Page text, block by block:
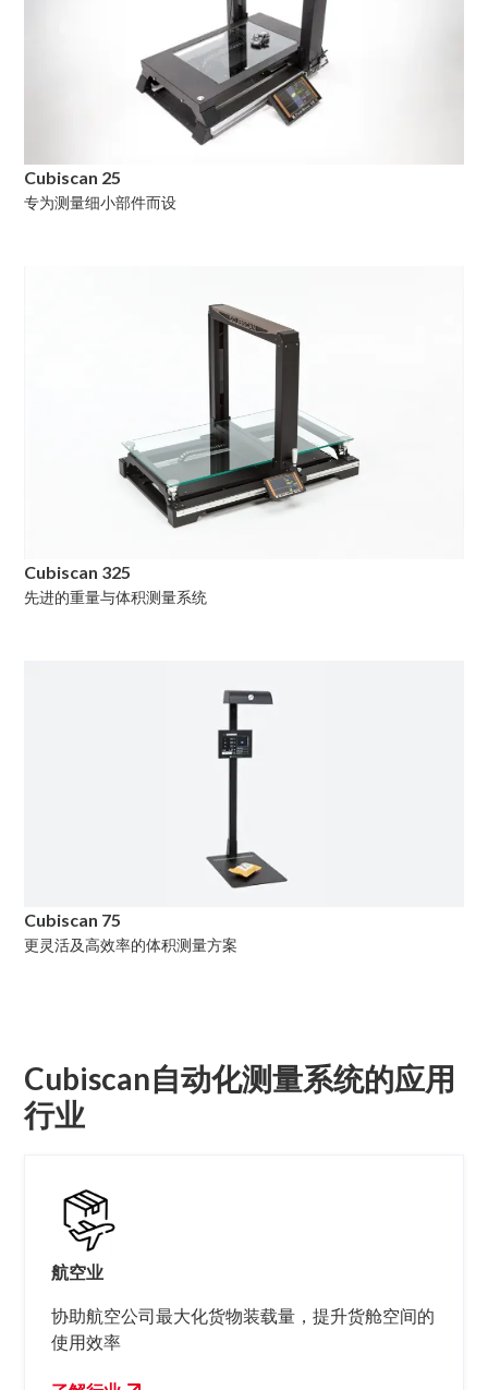
Cubiscan 25
专为测量细小部件而设
Cubiscan 325
先进的重量与体积测量系统
Cubiscan 75
更灵活及高效率的体积测量方案
Cubiscan自动化测量系统的应用
行业
航空业
协助航空公司最大化货物装载量，提升货舱空间的
使用效率